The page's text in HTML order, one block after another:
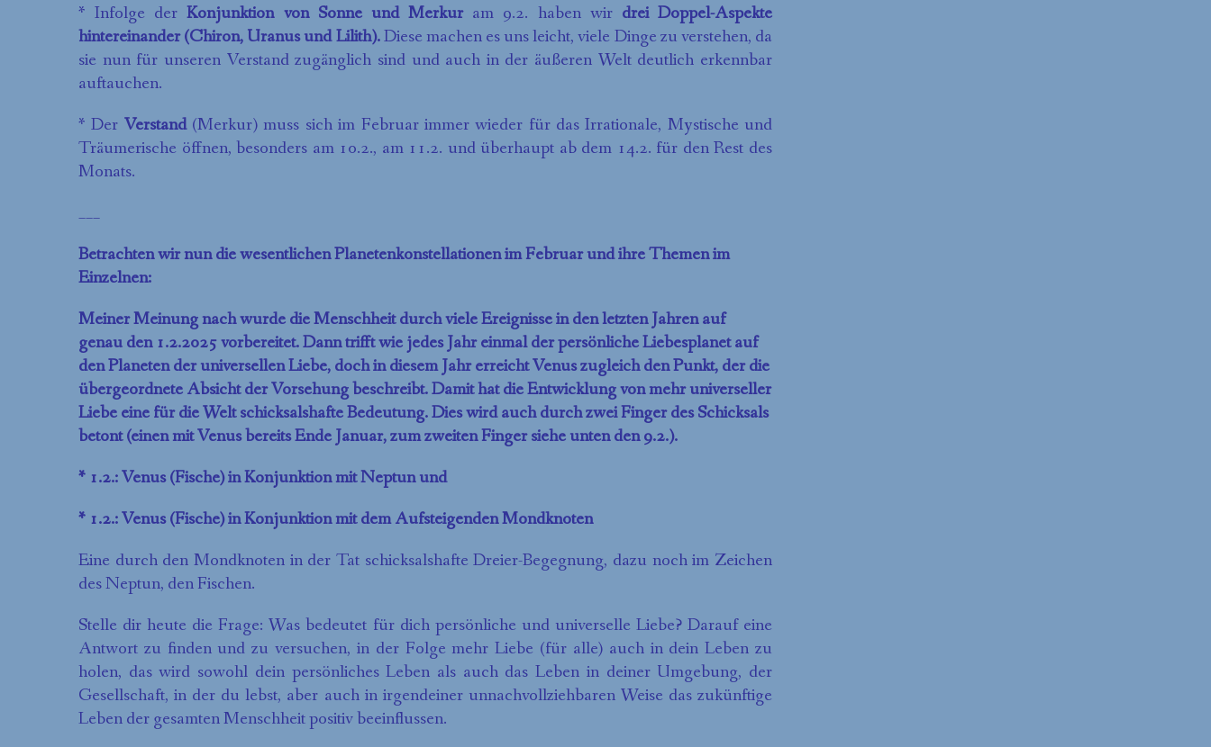
* Infolge derKonjunktion von Sonne und Merkuram 9.2. haben wir drei Doppel-Aspekte
hintereinander (Chiron, Uranus und Lilith).Diese machen es uns leicht, viele Dinge zu verstehen, da
sie nun für unseren Verstand zugänglich sind und auch in der äußeren Welt deutlich erkennbar
auftauchen.
* Der Verstand(Merkur) muss sich im Februar immer wieder für das Irrationale, Mystische und
Träumerische öffnen, besonders am 10.2., am 11.2. und überhaupt ab dem 14.2. für den Rest des
Monats.
___
Betrachten wir nun die wesentlichen Planetenkonstellationen im Februar und ihre Themen im
Einzelnen:
Meiner Meinung nach wurde die Menschheit durch viele Ereignisse in den letzten Jahren auf
genau den 1.2.2025 vorbereitet. Dann trifft wie jedes Jahr einmal der persönliche Liebesplanet auf
den Planeten der universellen Liebe, doch in diesem Jahr erreicht Venus zugleich den Punkt, der die
übergeordnete Absicht der Vorsehung beschreibt. Damit hat die Entwicklung von mehr universeller
Liebe eine für die Welt schicksalshafte Bedeutung. Dies wird auch durch zwei Finger des Schicksals
betont (einen mit Venus bereits Ende Januar, zum zweiten Finger siehe unten den 9.2.).
* 1.2.: Venus (Fische) in Konjunktion mit Neptun und
* 1.2.: Venus (Fische) in Konjunktion mit dem Aufsteigenden Mondknoten
Eine durch den Mondknoten in der Tat schicksalshafte Dreier-Begegnung, dazu noch im Zeichen
des Neptun, den Fischen.
Stelle dir heute die Frage: Was bedeutet für dich persönliche und universelle Liebe? Darauf eine
Antwort zu finden und zu versuchen, in der Folge mehr Liebe (für alle) auch in dein Leben zu
holen, das wird sowohl dein persönliches Leben als auch das Leben in deiner Umgebung, der
Gesellschaft, in der du lebst, aber auch in irgendeiner unnachvollziehbaren Weise das zukünftige
Leben der gesamten Menschheit positiv beeinflussen.